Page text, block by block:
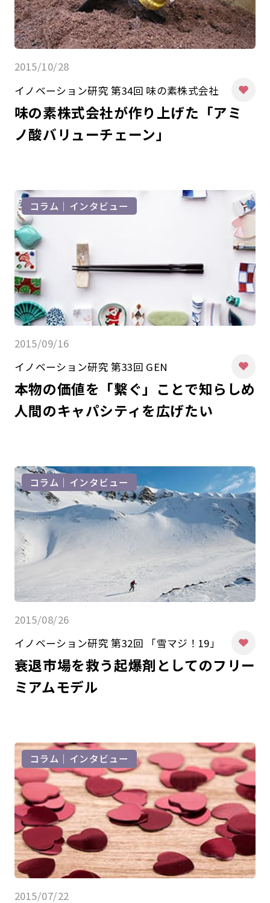
2015/10/28
イノベーション研究 第34回 味の素株式会社
味の素株式会社が作り上げた「アミ
ノ酸バリューチェーン」
コラム｜インタビュー
2015/09/16
イノベーション研究 第33回 GEN
本物の価値を「繋ぐ」ことで知らしめ
人間のキャパシティを広げたい
コラム｜インタビュー
2015/08/26
イノベーション研究 第32回 「雪マジ！19」
衰退市場を救う起爆剤としてのフリー
ミアムモデル
コラム｜インタビュー
2015/07/22